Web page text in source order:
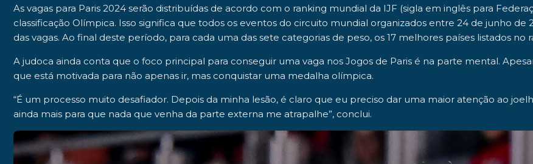
As vagas para Paris 2024 serão distribuídas de acordo com o ranking mundial da IJF (sigla em inglês para
classificação Olímpica. Isso significa que todos os eventos do circuito mundial organizados entre 24 de junho de
das vagas. Ao final deste período, para cada uma das sete categorias de peso, os 17 melhores países listados no
A judoca ainda conta que o foco principal para conseguir uma vaga nos Jogos de Paris é na parte mental.
que está motivada para não apenas ir, mas conquistar uma medalha olímpica.
“É um processo muito desafiador. Depois da minha lesão, é claro que eu preciso dar uma maior atenção ao
ainda mais para que nada que venha da parte externa me atrapalhe”, conclui.